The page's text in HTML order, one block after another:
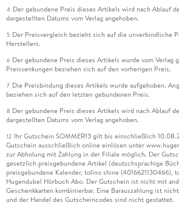
4 Der gebundene Preis dieses Artikels wird nach Ablauf
dargestellten Datums vom Verlag angehoben.
5 Der Preisvergleich bezieht sich auf die unverbindliche
Herstellers.
6 Der gebundene Preis dieses Artikels wurde vom Verlag
Preissenkungen beziehen sich auf den vorherigen Preis.
7 Die Preisbindung dieses Artikels wurde aufgehoben.
beziehen sich auf den letzten gebundenen Preis.
8 Der gebundene Preis dieses Artikels wird nach Ablauf
dargestellten Datums vom Verlag angehoben.
12 Ihr Gutschein SOMMER13 gilt bis einschließlich
Gutschein ausschließlich online einlösen unter
zur Abholung mit Zahlung in der Filiale möglich. Der
gesetzlich preisgebundene Artikel (deutschsprachige
preisgebundene Kalender, tolino shine (4016621130466),
Hugendubel Hörbuch Abo. Der Gutschein ist nicht mit
Geschenkkarten kombinierbar. Eine Barauszahlung ist
und der Handel des Gutscheincodes sind nicht gestattet.